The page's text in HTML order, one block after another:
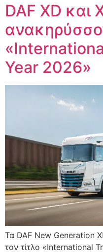
DAF XD και
Year 2026»
Τα DAF New Generation
τον τίτλο «International